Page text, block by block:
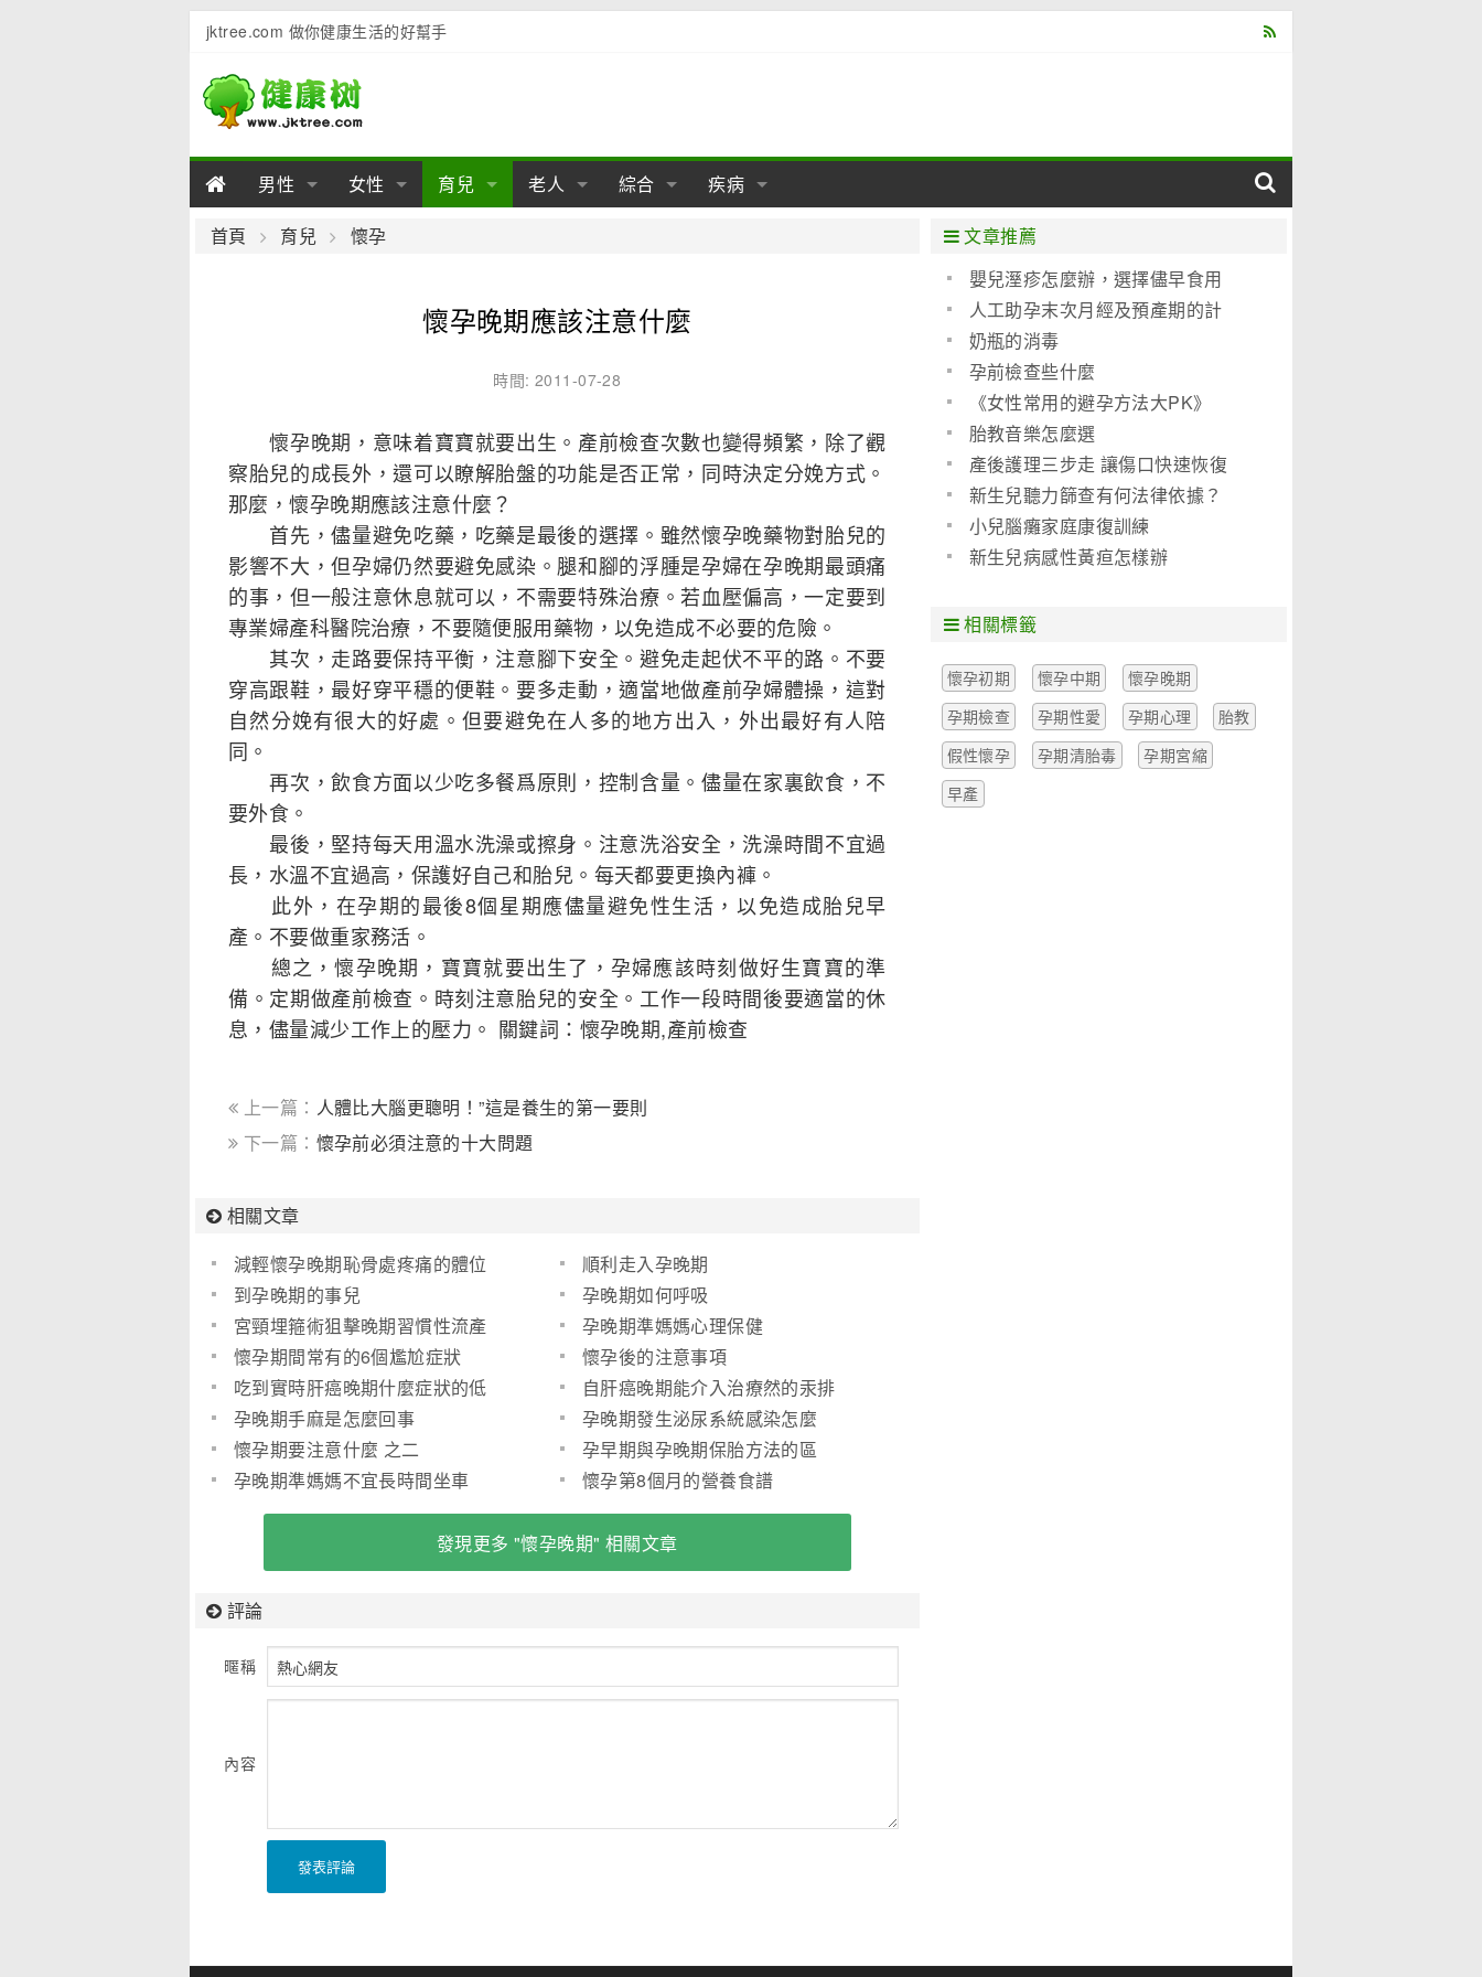
jktree.com 做你健康生活的好幫手
男性
男性陽痿
男性早泄
男性用品 男性疾病
女性
女性乳房
女性生理 女性疾病
育兒
幼兒期
學前期 母嬰用品
老人
老人用品
老人護理
綜合
亞健康
疾病
肝病
泌尿科
心血管
內科
首頁 育兒 懷孕
懷孕晚期應該注意什麼
時間: 2011-07-28
懷孕晚期，意味着寶寶就要出生。產前檢查次數也變得頻繁，除了觀
察胎兒的成長外，還可以瞭解胎盤的功能是否正常，同時決定分娩方式。
那麼，懷孕晚期應該注意什麼？
首先，儘量避免吃藥，吃藥是最後的選擇。雖然懷孕晚藥物對胎兒的
影響不大，但孕婦仍然要避免感染。腿和腳的浮腫是孕婦在孕晚期最頭痛
的事，但一般注意休息就可以，不需要特殊治療。若血壓偏高，一定要到
專業婦產科醫院治療，不要隨便服用藥物，以免造成不必要的危險。
其次，走路要保持平衡，注意腳下安全。避免走起伏不平的路。不要
穿高跟鞋，最好穿平穩的便鞋。要多走動，適當地做產前孕婦體操，這對
自然分娩有很大的好處。但要避免在人多的地方出入，外出最好有人陪
同。
再次，飲食方面以少吃多餐爲原則，控制含量。儘量在家裏飲食，不
要外食。
最後，堅持每天用溫水洗澡或擦身。注意洗浴安全，洗澡時間不宜過
長，水溫不宜過高，保護好自己和胎兒。每天都要更換內褲。
此外，在孕期的最後8個星期應儘量避免性生活，以免造成胎兒早
產。不要做重家務活。
總之，懷孕晚期，寶寶就要出生了，孕婦應該時刻做好生寶寶的準
備。定期做產前檢查。時刻注意胎兒的安全。工作一段時間後要適當的休
息，儘量減少工作上的壓力。 關鍵詞：懷孕晚期,產前檢查
上一篇： 人體比大腦更聰明！”這是養生的第一要則
下一篇： 懷孕前必須注意的十大問題
相關文章
減輕懷孕晚期恥骨處疼痛的體位
――靠牆的束腳式
順利走入孕晚期
到孕晚期的事兒
孕晚期如何呼吸
宮頸埋箍術狙擊晚期習慣性流產
孕晚期準媽媽心理保健
懷孕期間常有的6個尷尬症狀
懷孕後的注意事項
吃到實時肝癌晚期什麼症狀的低
膽固醇食品
自肝癌晚期能介入治療然的汞排
孕晚期手麻是怎麼回事
孕晚期發生泌尿系統感染怎麼
辦？
懷孕期要注意什麼 之二
孕早期與孕晚期保胎方法的區
別？
孕晚期準媽媽不宜長時間坐車 懷孕第8個月的營養食譜
發現更多 "懷孕晚期" 相關文章
評論
暱稱
內容
發表評論
文章推薦
嬰兒溼疹怎麼辦，選擇儘早食用
聖 元優博
人工助孕末次月經及預產期的計
算方法
奶瓶的消毒
孕前檢查些什麼
《女性常用的避孕方法大PK》
(圖)胎教音樂怎麼選
產後護理三步走 讓傷口快速恢復
新生兒聽力篩查有何法律依據？
小兒腦癱家庭康復訓練
新生兒病感性黃疸怎樣辦
相關標籤
懷孕初期 懷孕中期
懷孕晚期
孕期檢查
孕期性愛 孕期心理
胎教
假性懷孕
孕期清胎毒
孕期宮縮
早產